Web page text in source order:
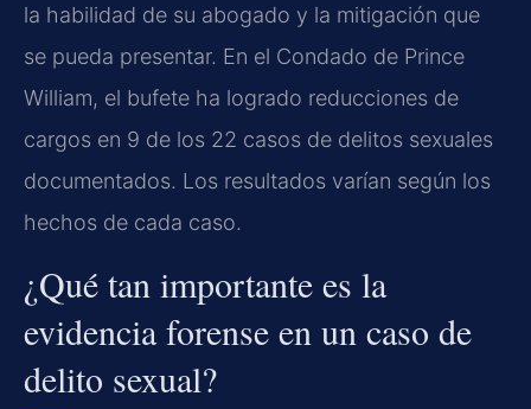
la habilidad de su abogado y la mitigación que
se pueda presentar. En el Condado de Prince
William, el bufete ha logrado reducciones de
cargos en 9 de los 22 casos de delitos sexuales
documentados. Los resultados varían según los
hechos de cada caso.
¿Qué tan importante es la
evidencia forense en un caso de
delito sexual?